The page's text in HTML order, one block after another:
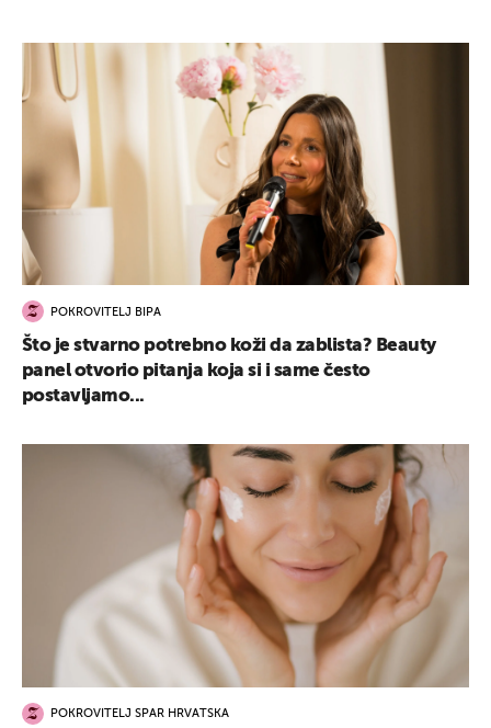
POKROVITELJ BIPA
Što je stvarno potrebno koži da zablista? Beauty
panel otvorio pitanja koja si i same često
postavljamo...
POKROVITELJ SPAR HRVATSKA